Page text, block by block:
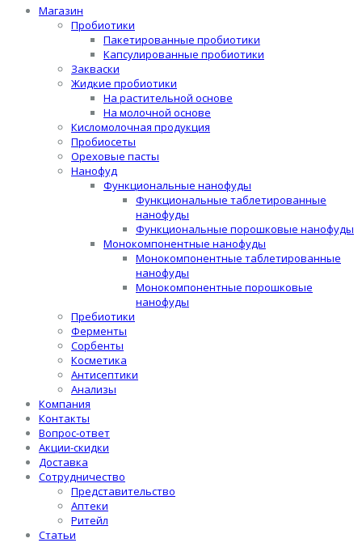
Магазин
Пробиотики
Пакетированные пробиотики
Капсулированные пробиотики
Закваски
Жидкие пробиотики
На растительной основе
На молочной основе
Кисломолочная продукция
Пробиосеты
Ореховые пасты
Нанофуд
Функциональные нанофуды
Функциональные таблетированные
нанофуды
Функциональные порошковые нанофуды
Монокомпонентные нанофуды
Монокомпонентные таблетированные
нанофуды
Монокомпонентные порошковые
нанофуды
Пребиотики
Ферменты
Сорбенты
Косметика
Антисептики
Анализы
Компания
Контакты
Вопрос-ответ
Акции-скидки
Доставка
Сотрудничество
Представительство
Аптеки
Ритейл
Статьи